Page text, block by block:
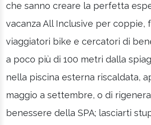
che sanno creare la perfetta
vacanza All Inclusive per coppie,
viaggiatori bike e cercatori di
a poco più di 100 metri dalla
nella piscina esterna riscaldata,
maggio a settembre, o di
benessere della SPA; lasciarti